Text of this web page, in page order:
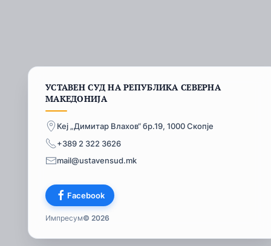
УСТАВЕН СУД НА РЕПУБЛИКА СЕВЕРНА
МАКЕДОНИЈА
Кеј „Димитар Влахов“ бр.19, 1000 Скопје
+389 2 322 3626
mail@ustavensud.mk
Facebook
Импресум© 2026